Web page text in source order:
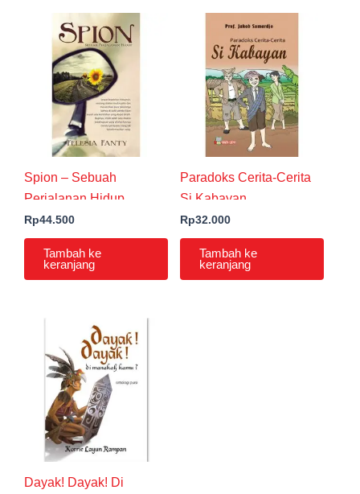
Spion – Sebuah
Perjalanan Hidup
Felesia Fanty
Rp44.500
Tambah ke
keranjang
Paradoks Cerita-Cerita
Si Kabayan
Rp32.000
Tambah ke
keranjang
Dayak! Dayak! Di